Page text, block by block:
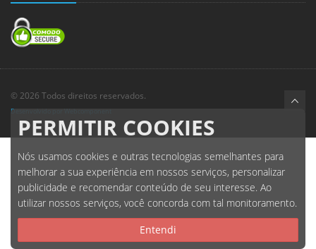
© 2026 Todos direitos reservados.
Desenvolvido por Webcomponent
PERMITIR COOKIES
Nós usamos cookies e outras tecnologias semelhantes para
melhorar a sua experiência em nossos serviços, personalizar
publicidade e recomendar conteúdo de seu interesse. Ao
utilizar nossos serviços, você concorda com tal monitoramento.
Entendi